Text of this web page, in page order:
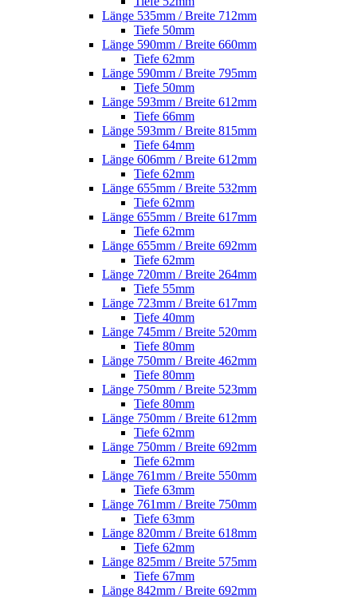
Länge 535mm / Breite 712mm
Tiefe 50mm
Länge 590mm / Breite 660mm
Tiefe 62mm
Länge 590mm / Breite 795mm
Tiefe 50mm
Länge 593mm / Breite 612mm
Tiefe 66mm
Länge 593mm / Breite 815mm
Tiefe 64mm
Länge 606mm / Breite 612mm
Tiefe 62mm
Länge 655mm / Breite 532mm
Tiefe 62mm
Länge 655mm / Breite 617mm
Tiefe 62mm
Länge 655mm / Breite 692mm
Tiefe 62mm
Länge 720mm / Breite 264mm
Tiefe 55mm
Länge 723mm / Breite 617mm
Tiefe 40mm
Länge 745mm / Breite 520mm
Tiefe 80mm
Länge 750mm / Breite 462mm
Tiefe 80mm
Länge 750mm / Breite 523mm
Tiefe 80mm
Länge 750mm / Breite 612mm
Tiefe 62mm
Länge 750mm / Breite 692mm
Tiefe 62mm
Länge 761mm / Breite 550mm
Tiefe 63mm
Länge 761mm / Breite 750mm
Tiefe 63mm
Länge 820mm / Breite 618mm
Tiefe 62mm
Länge 825mm / Breite 575mm
Tiefe 67mm
Länge 842mm / Breite 692mm